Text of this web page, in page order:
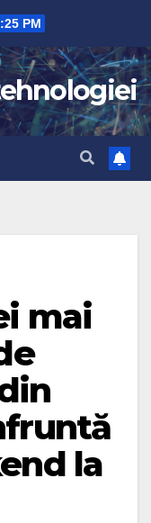
PM
mai
la